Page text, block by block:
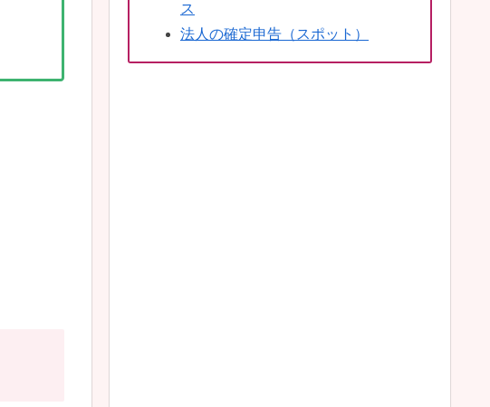
ス
法人の確定申告（スポット）